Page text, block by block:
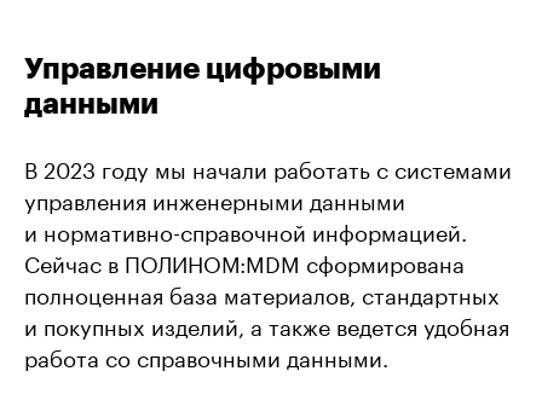
Управление цифровыми
данными
В 2023 году мы начали работать с системами
управления инженерными данными
и нормативно-справочной информацией.
Сейчас в ПОЛИНОМ:MDM сформирована
полноценная база материалов, стандартных
и покупных изделий, а также ведется удобная
работа со справочными данными.